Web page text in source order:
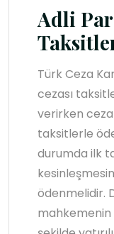
Adli
Türk Ceza
cezası
verirken
taksitlerle
durumda ilk
ödenmelidir.